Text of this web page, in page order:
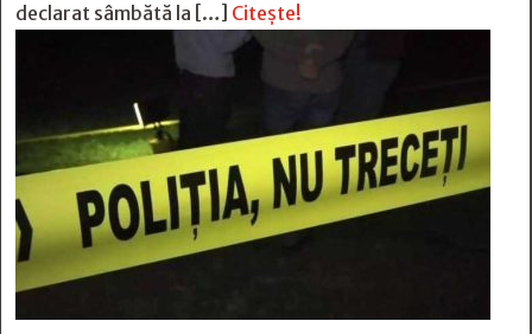
declarat sâmbătă la […] Citește!